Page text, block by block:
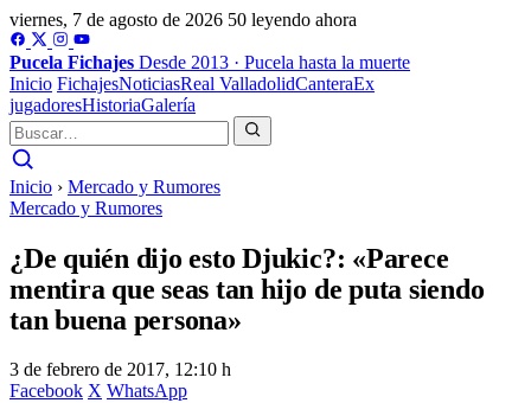
viernes, 7 de agosto de 2026 50 leyendo ahora
Pucela Fichajes Desde 2013 · Pucela hasta la muerte
Inicio FichajesNoticiasReal ValladolidCanteraEx
jugadoresHistoriaGalería
Inicio › Mercado y Rumores
Mercado y Rumores
¿De quién dijo esto Djukic?: «Parece
mentira que seas tan hijo de puta siendo
tan buena persona»
3 de febrero de 2017, 12:10 h
Facebook X WhatsApp